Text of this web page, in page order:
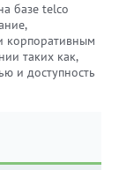
базе telco
корпоративным
таких как,
и доступность